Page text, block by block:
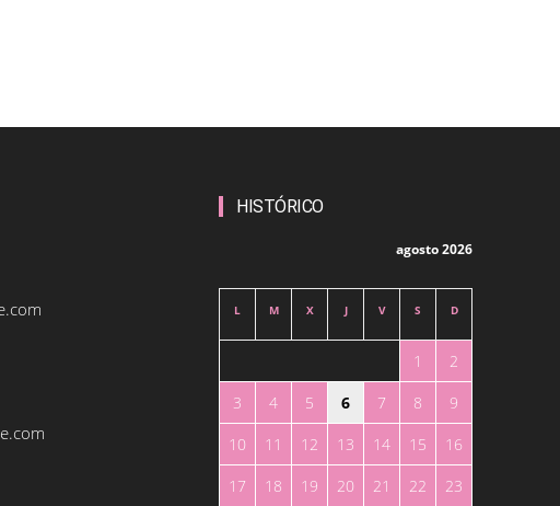
HISTÓRICO
agosto 2026
L M X J V S D
1
2
3
4 5 6 7 8
9
10
11 12 13 14 15
16
17
18 19 20 21 22 23